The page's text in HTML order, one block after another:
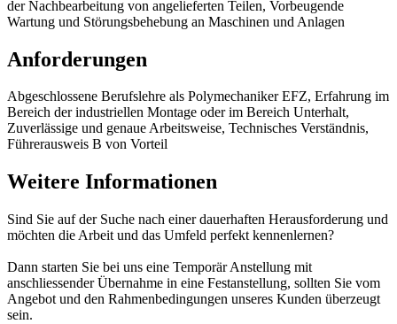
der Nachbearbeitung von angelieferten Teilen, Vorbeugende
Wartung und Störungsbehebung an Maschinen und Anlagen
Anforderungen
Abgeschlossene Berufslehre als Polymechaniker EFZ, Erfahrung im
Bereich der industriellen Montage oder im Bereich Unterhalt,
Zuverlässige und genaue Arbeitsweise, Technisches Verständnis,
Führerausweis B von Vorteil
Weitere Informationen
Sind Sie auf der Suche nach einer dauerhaften Herausforderung und
möchten die Arbeit und das Umfeld perfekt kennenlernen?
Dann starten Sie bei uns eine Temporär Anstellung mit
anschliessender Übernahme in eine Festanstellung, sollten Sie vom
Angebot und den Rahmenbedingungen unseres Kunden überzeugt
sein.